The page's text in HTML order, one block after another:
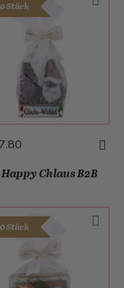
Stück
Chlaus B2B
Stück